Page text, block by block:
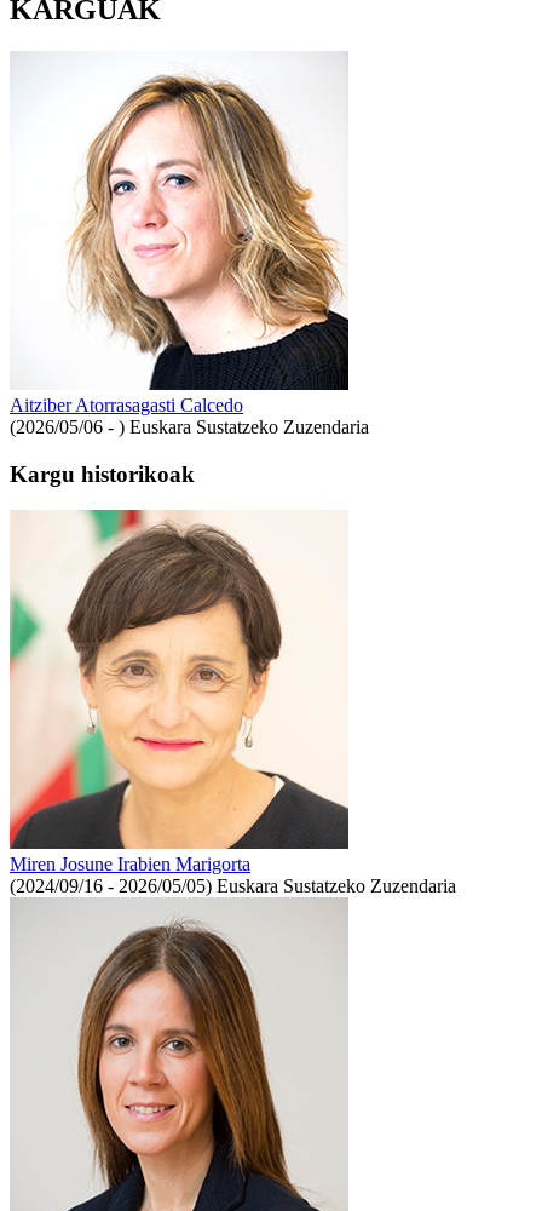
KARGUAK
Aitziber Atorrasagasti Calcedo
(2026/05/06 - ) Euskara Sustatzeko Zuzendaria
Kargu historikoak
Miren Josune Irabien Marigorta
(2024/09/16 - 2026/05/05) Euskara Sustatzeko Zuzendaria